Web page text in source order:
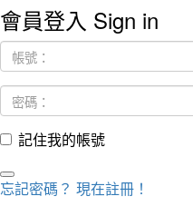
會員登入 Sign in
記住我的帳號
忘記密碼？ 現在註冊！